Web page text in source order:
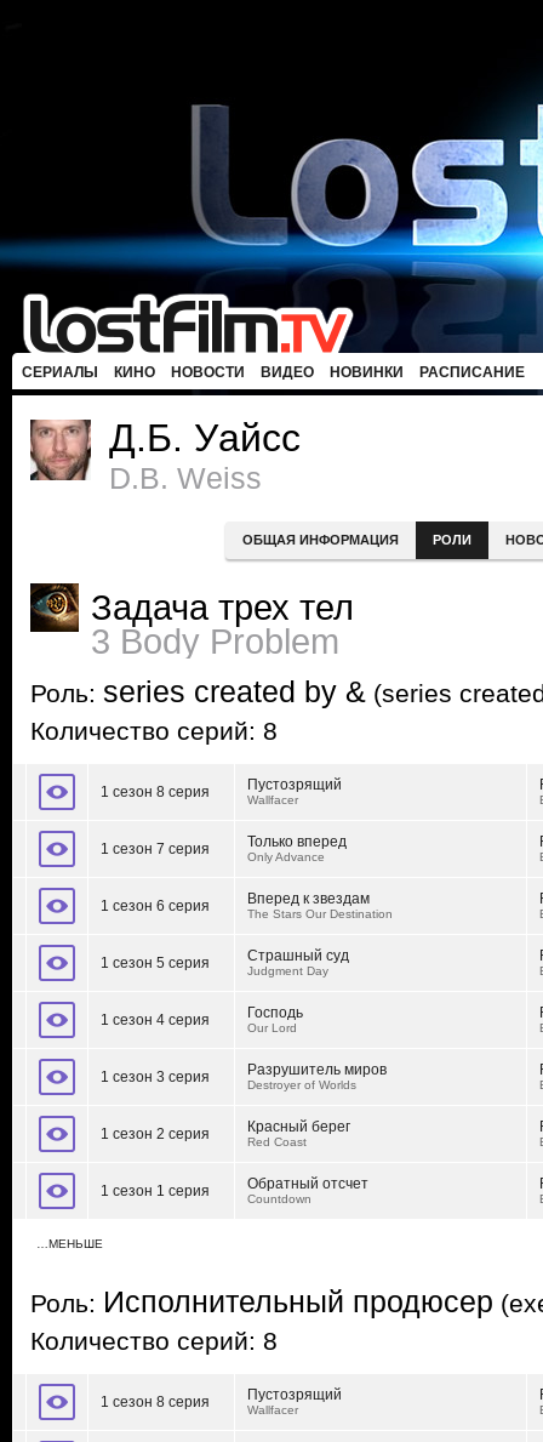
СЕРИАЛЫ КИНО НОВОСТИ ВИДЕО НОВИНКИ РАСПИСАНИЕ
Д.Б. Уайсс
D.B. Weiss
ОБЩАЯ ИНФОРМАЦИЯ РОЛИ
Задача трех тел
3 Body Problem
Роль: series created by & (series
Количество серий: 8
1 сезон 8 серия Пустозрящий
Wallfacer
1 сезон 7 серия Только вперед
Only Advance
1 сезон 6 серия Вперед к звездам
The Stars Our Destination
1 сезон 5 серия Страшный суд
Judgment Day
1 сезон 4 серия Господь
Our Lord
1 сезон 3 серия Разрушитель миров
Destroyer of Worlds
1 сезон 2 серия Красный берег
Red Coast
1 сезон 1 серия Обратный отсчет
Countdown
…МЕНЬШЕ
Роль: Исполнительный продюсер
Количество серий: 8
1 сезон 8 серия Пустозрящий
Wallfacer